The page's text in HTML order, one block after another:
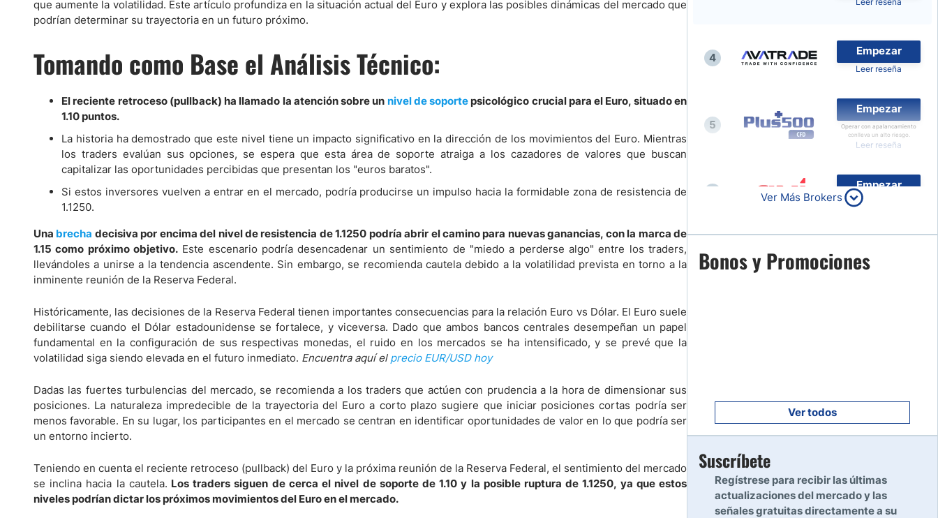
Paraguay
Panama
Bolivia
Nicaragua
Estados Unidos
Nasdaq 100
S&P 500
Acciones
Nvidia (NVDA)
Mercado Libre (MELI)
Banco Santander (SAN)
que aumente la volatilidad. Este artículo profundiza en la situación actual del Euro y explora las posibles dinámicas del mercado que
podrían determinar su trayectoria en un futuro próximo.
Tomando como Base el Análisis Técnico:
El reciente retroceso (pullback) ha llamado la atención sobre un nivel de soporte psicológico crucial para el Euro, situado en
1.10 puntos.
La historia ha demostrado que este nivel tiene un impacto significativo en la dirección de los movimientos del Euro. Mientras
los traders evalúan sus opciones, se espera que esta área de soporte atraiga a los cazadores de valores que buscan
capitalizar las oportunidades percibidas que presentan los "euros baratos".
Si estos inversores vuelven a entrar en el mercado, podría producirse un impulso hacia la formidable zona de resistencia de
1.1250.
Una brecha decisiva por encima del nivel de resistencia de 1.1250 podría abrir el camino para nuevas ganancias, con la marca de
1.15 como próximo objetivo. Este escenario podría desencadenar un sentimiento de "miedo a perderse algo" entre los traders,
llevándoles a unirse a la tendencia ascendente. Sin embargo, se recomienda cautela debido a la volatilidad prevista en torno a la
inminente reunión de la Reserva Federal.
Históricamente, las decisiones de la Reserva Federal tienen importantes consecuencias para la relación Euro vs Dólar. El Euro suele
debilitarse cuando el Dólar estadounidense se fortalece, y viceversa. Dado que ambos bancos centrales desempeñan un papel
fundamental en la configuración de sus respectivas monedas, el ruido en los mercados se ha intensificado, y se prevé que la
volatilidad siga siendo elevada en el futuro inmediato. Encuentra aquí el precio EUR/USD hoy
Dadas las fuertes turbulencias del mercado, se recomienda a los traders que actúen con prudencia a la hora de dimensionar sus
posiciones. La naturaleza impredecible de la trayectoria del Euro a corto plazo sugiere que iniciar posiciones cortas podría ser
menos favorable. En su lugar, los participantes en el mercado se centran en identificar oportunidades de valor en lo que podría ser
un entorno incierto.
Teniendo en cuenta el reciente retroceso (pullback) del Euro y la próxima reunión de la Reserva Federal, el sentimiento del mercado
se inclina hacia la cautela. Los traders siguen de cerca el nivel de soporte de 1.10 y la posible ruptura de 1.1250, ya que estos
niveles podrían dictar los próximos movimientos del Euro en el mercado.
4
Empezar
Leer reseña
5
Empezar
Operar con apalancamiento
conlleva un alto riesgo.
Leer reseña
Empezar
Leer reseña
7
Leer reseña
Leer reseña
10
Ver Más Brokers
Bonos y Promociones
Ver todos
Suscríbete
Regístrese para recibir las últimas
actualizaciones del mercado y las
señales gratuitas directamente a su